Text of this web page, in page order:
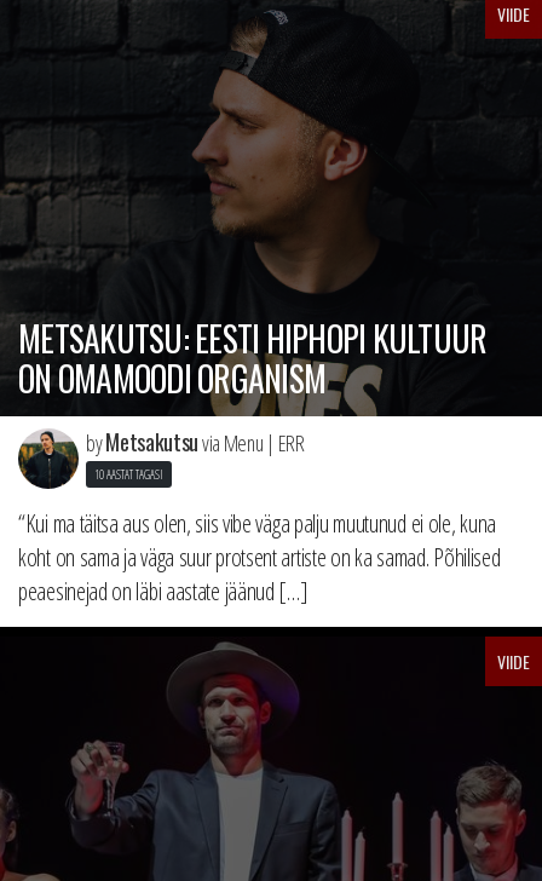
VIIDE
METSAKUTSU: EESTI HIPHOPI KULTUUR
ON OMAMOODI ORGANISM
byMetsakutsuvia Menu | ERR
10 AASTAT TAGASI
“Kui ma täitsa aus olen, siis vibe väga palju muutunud ei ole, kuna
koht on sama ja väga suur protsent artiste on ka samad. Põhilised
peaesinejad on läbi aastate jäänud […]
VIIDE